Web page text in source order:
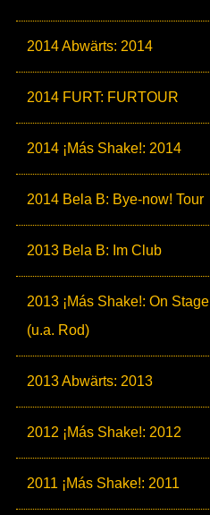
2014 Abwärts: 2014
2014 FURT: FURTOUR
2014 ¡Más Shake!: 2014
2014 Bela B: Bye-now! Tour
2013 Bela B: Im Club
2013 ¡Más Shake!: On Stage
(u.a. Rod)
2013 Abwärts: 2013
2012 ¡Más Shake!: 2012
2011 ¡Más Shake!: 2011